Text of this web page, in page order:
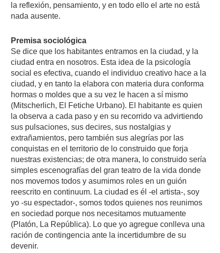
la reflexión, pensamiento, y en todo ello el arte no está
nada ausente.
Premisa sociológica
Se dice que los habitantes entramos en la ciudad, y la
ciudad entra en nosotros. Esta idea de la psicología
social es efectiva, cuando el individuo creativo hace a la
ciudad, y en tanto la elabora con materia dura conforma
hormas o moldes que a su vez le hacen a sí mismo
(Mitscherlich, El Fetiche Urbano). El habitante es quien
la observa a cada paso y en su recorrido va advirtiendo
sus pulsaciones, sus decires, sus nostalgias y
extrañamientos, pero también sus alegrías por las
conquistas en el territorio de lo construido que forja
nuestras existencias; de otra manera, lo construido sería
simples escenografías del gran teatro de la vida donde
nos movemos todos y asumimos roles en un guión
reescrito en continuum. La ciudad es él -el artista-, soy
yo -su espectador-, somos todos quienes nos reunimos
en sociedad porque nos necesitamos mutuamente
(Platón, La República). Lo que yo agregue conlleva una
ración de contingencia ante la incertidumbre de su
devenir.